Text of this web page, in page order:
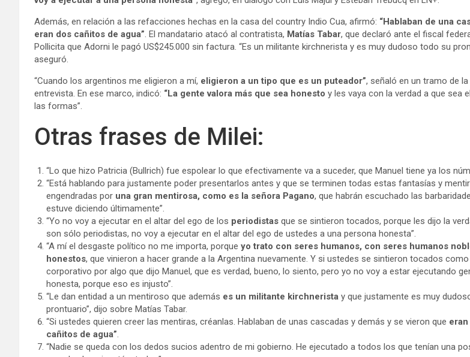
Además, en relación a las refacciones hechas en la casa del country Indio Cua, afirmó: “Hablaban de una
eran dos cañitos de agua”. El mandatario atacó al contratista, Matías Tabar, que declaró ante el fiscal
Pollicita que Adorni le pagó US$245.000 sin factura. “Es un militante kirchnerista y es muy dudoso todo su
aseguró.
“Cuando los argentinos me eligieron a mí, eligieron a un tipo que es un puteador”, señaló en un tramo de la
entrevista. En ese marco, indicó: “La gente valora más que sea honesto y les vaya con la verdad a que sea
las formas”.
Otras frases de Milei:
“Lo que hizo Patricia (Bullrich) fue espolear lo que efectivamente va a suceder, que Manuel tiene ya los
“Está hablando para justamente poder presentarlos antes y que se terminen todas estas fantasías y
engendradas por una gran mentirosa, como es la señora Pagano, que habrán escuchado las
estuve diciendo últimamente”.
“Yo no voy a ejecutar en el altar del ego de los periodistas que se sintieron tocados, porque les dijo la
son sólo periodistas, no voy a ejecutar en el altar del ego de ustedes a una persona honesta”.
“A mí el desgaste político no me importa, porque yo trato con seres humanos, con seres humanos
honestos, que vinieron a hacer grande a la Argentina nuevamente. Y si ustedes se sintieron tocados
corporativo por algo que dijo Manuel, que es verdad, bueno, lo siento, pero yo no voy a estar ejecutando
honesta, porque eso es injusto”.
“Le dan entidad a un mentiroso que además es un militante kirchnerista y que justamente es muy
prontuario”, dijo sobre Matías Tabar.
“Si ustedes quieren creer las mentiras, créanlas. Hablaban de unas cascadas y demás y se vieron que
cañitos de agua”.
“Nadie se queda con los dedos sucios adentro de mi gobierno. He ejecutado a todos los que tenían una